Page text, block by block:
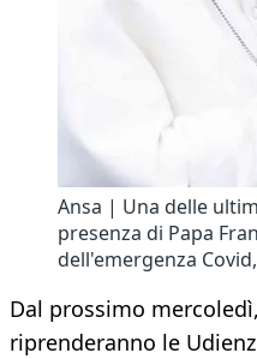
Ansa | Una delle
presenza di Papa
dell'emergenza
Dal prossimo
riprenderanno le